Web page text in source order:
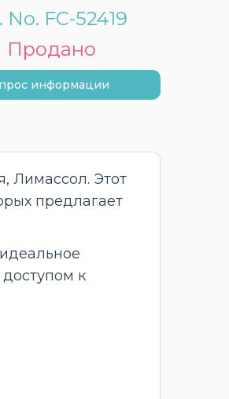
No. FC-52419
Продано
информации
Лимассол. Этот
предлагает
к